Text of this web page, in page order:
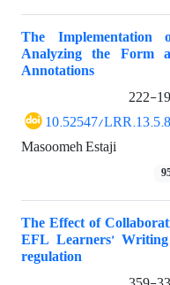
The
Analyzing the Form
Annotations
10.52547/LRR.13.5.8
Masoomeh Estaji
The Effect of
EFL Learners’
regulation